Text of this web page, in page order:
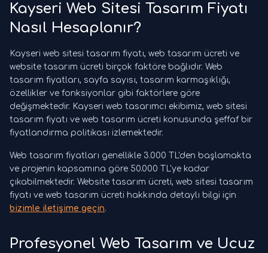
Kayseri Web Sitesi Tasarım Fiyatı
Nasıl Hesaplanır?
Kayseri web sitesi tasarım fiyatı, web tasarım ücreti ve
website tasarım ücreti birçok faktöre bağlıdır. Web
tasarım fiyatları, sayfa sayısı, tasarım karmaşıklığı,
özellikler ve fonksiyonlar gibi faktörlere göre
değişmektedir. Kayseri web tasarımcı ekibimiz, web sitesi
tasarım fiyatı ve web tasarım ücreti konusunda şeffaf bir
fiyatlandırma politikası izlemektedir.
Web tasarım fiyatları genellikle 3.000 TL'den başlamakta
ve projenin kapsamına göre 50.000 TL'ye kadar
çıkabilmektedir. Website tasarım ücreti, web sitesi tasarım
fiyatı ve web tasarım ücreti hakkında detaylı bilgi için
bizimle iletişime geçin.
Profesyonel Web Tasarım ve Ucuz